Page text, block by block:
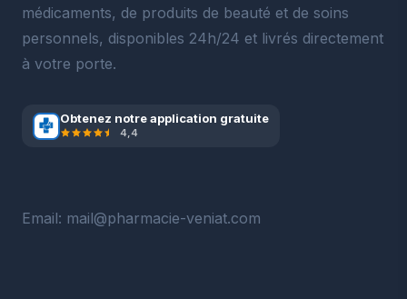
médicaments, de produits de beauté et de soins
personnels, disponibles 24h/24 et livrés directement
à votre porte.
Obtenez notre application gratuite
4,4
Email: mail@pharmacie-veniat.com